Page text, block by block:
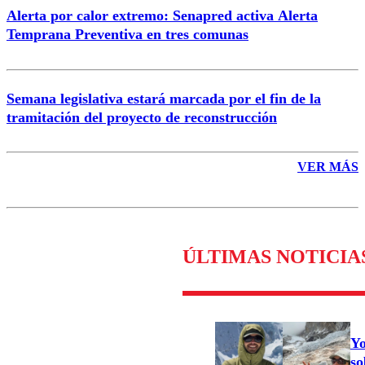
Alerta por calor extremo: Senapred activa Alerta
Temprana Preventiva en tres comunas
Semana legislativa estará marcada por el fin de la
tramitación del proyecto de reconstrucción
VER MÁS
ÚLTIMAS